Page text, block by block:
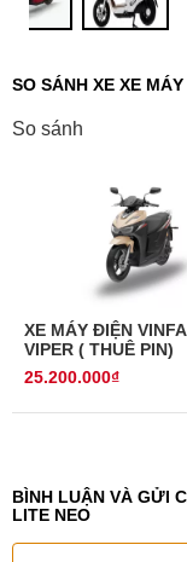
SO SÁNH XE XE
So sánh
XE MÁY ĐIỆN
VIPER ( THUÊ PIN)
25.200.000₫
BÌNH LUẬN VÀ GỬI
LITE NEO